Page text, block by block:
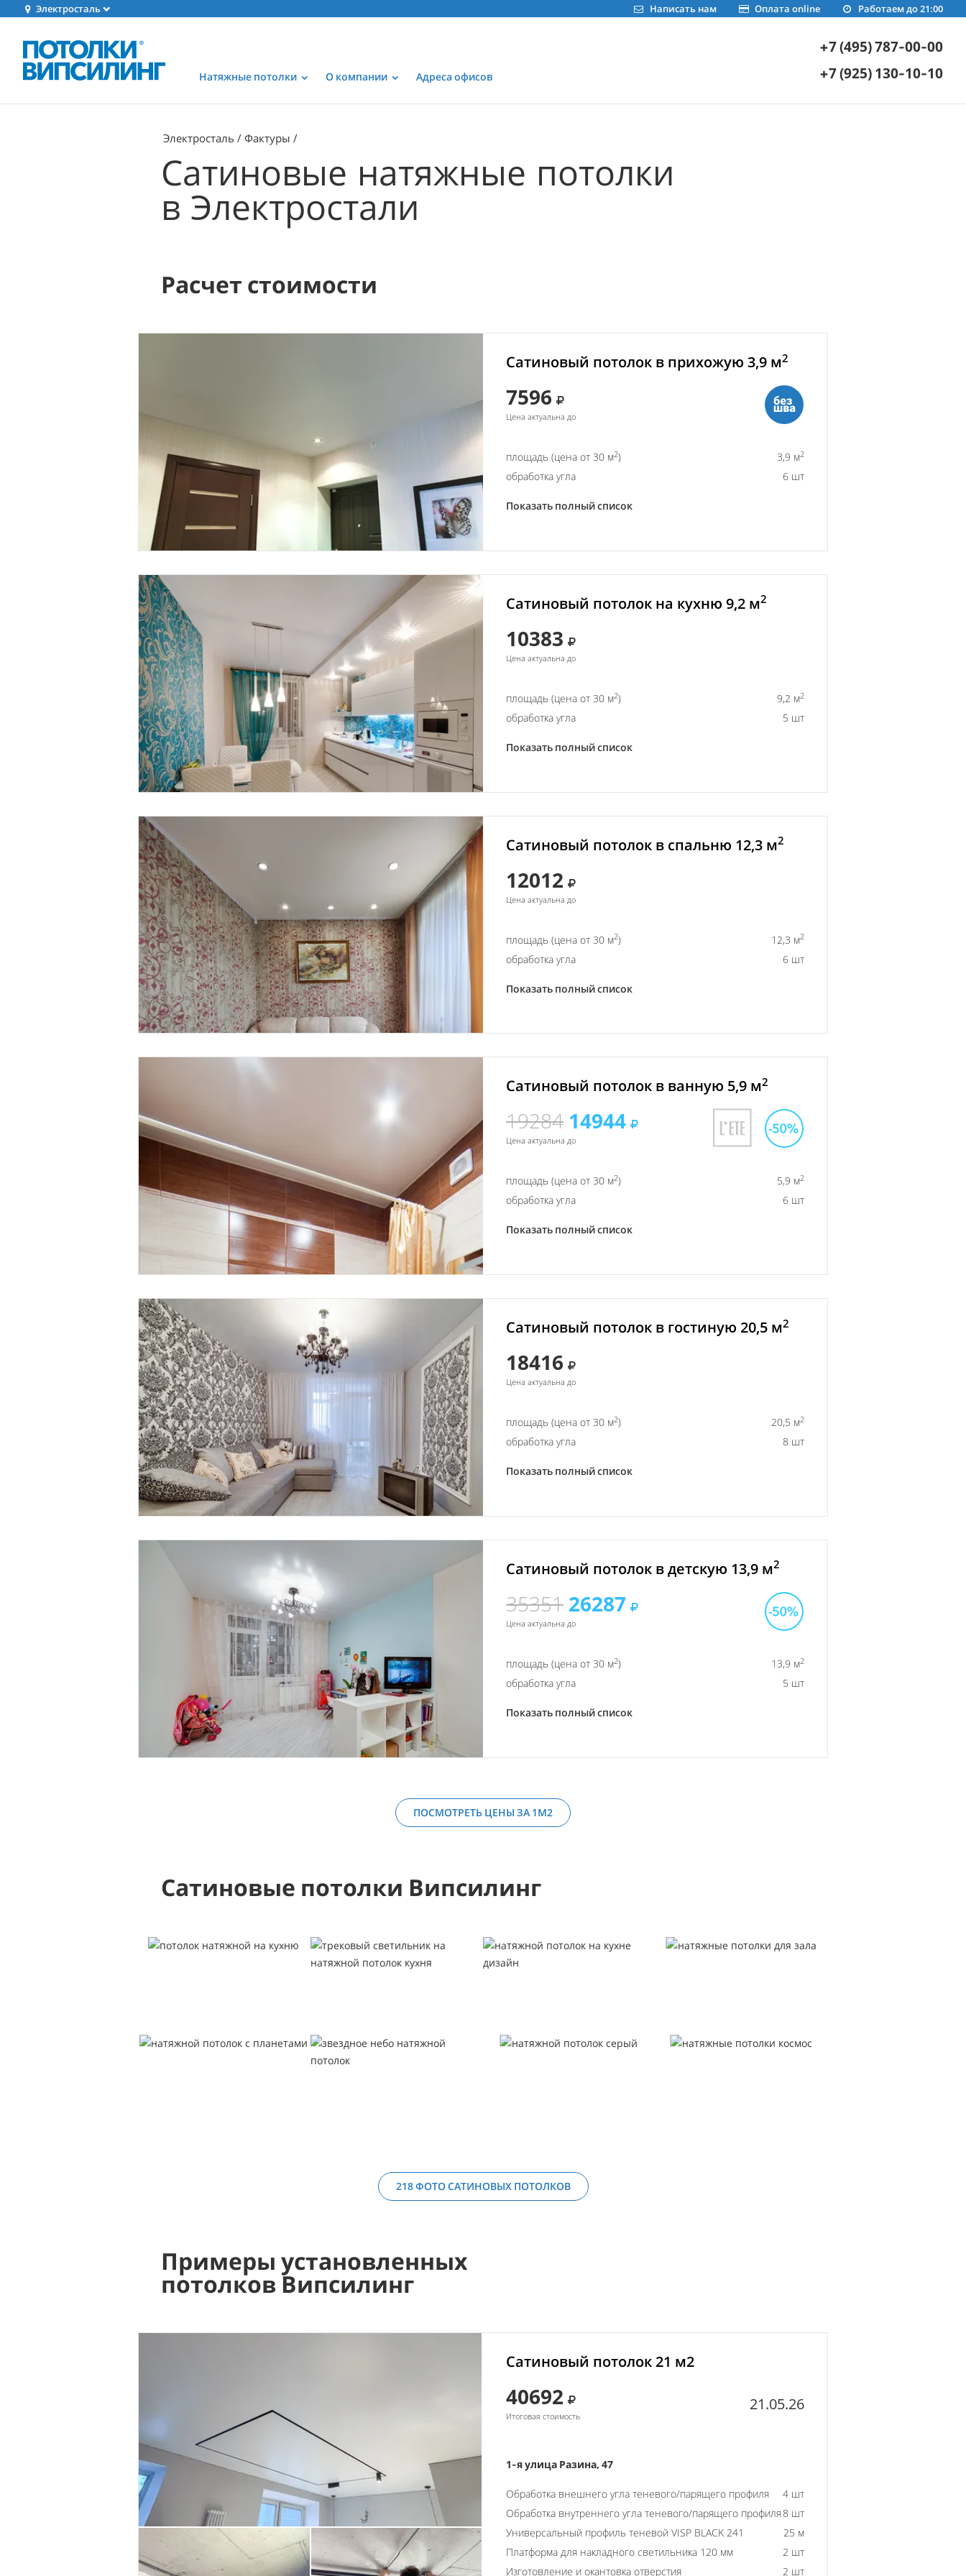
Электросталь Работаем до 21:00
Оплата online
Написать нам
Натяжные потолки О компании Адреса офисов
+7 (495) 787-00-00
+7 (925) 130-10-10
Электросталь Фактуры
Сатиновые натяжные потолки
в Электростали
Расчет стоимости
Сатиновый потолок в прихожую 3,9 м2
7596
Цена актуальна до
площадь (цена от 30 м2) 3,9 м2
обработка угла 6 шт
Показать полный список
Сатиновый потолок на кухню 9,2 м2
10383
Цена актуальна до
площадь (цена от 30 м2) 9,2 м2
обработка угла 5 шт
Показать полный список
Сатиновый потолок в спальню 12,3 м2
12012
Цена актуальна до
площадь (цена от 30 м2) 12,3 м2
обработка угла 6 шт
Показать полный список
Сатиновый потолок в ванную 5,9 м2
19284 14944
Цена актуальна до
площадь (цена от 30 м2) 5,9 м2
обработка угла 6 шт
Показать полный список
Сатиновый потолок в гостиную 20,5 м2
18416
Цена актуальна до
площадь (цена от 30 м2) 20,5 м2
обработка угла 8 шт
Показать полный список
Сатиновый потолок в детскую 13,9 м2
35351 26287
Цена актуальна до
площадь (цена от 30 м2) 13,9 м2
обработка угла 5 шт
Показать полный список
ПОСМОТРЕТЬ ЦЕНЫ ЗА 1М2
Сатиновые потолки Випсилинг
218 ФОТО САТИНОВЫХ ПОТОЛКОВ
Примеры установленных
потолков Випсилинг
Сатиновый потолок 21 м2
40692
Итоговая стоимость
21.05.26
1-я улица Разина, 47
Обработка внешнего угла теневого/парящего профиля
4 шт
Обработка внутреннего угла теневого/парящего профиля8 шт
Универсальный профиль теневой VISP BLACK 241
25 м
Платформа для накладного светильника 120 мм
2 шт
Изготовление и окантовка отверстия
2 шт